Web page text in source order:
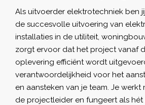
Als uitvoerder elektrotechniek ben
de succesvolle uitvoering van
installaties in de utiliteit,
zorgt ervoor dat het project vanaf
oplevering efficiënt wordt
verantwoordelijkheid voor het
en aansteken van je team. Je werkt
de projectleider en fungeert als